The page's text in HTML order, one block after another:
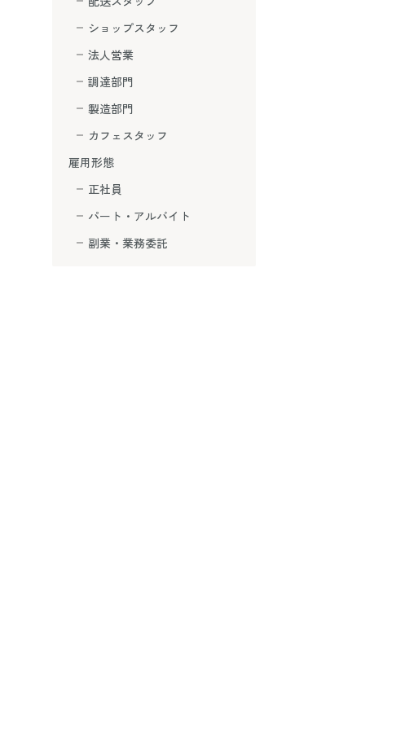
ショップスタッフ
法人営業
調達部門
製造部門
カフェスタッフ
雇用形態
正社員
パート・アルバイト
副業・業務委託